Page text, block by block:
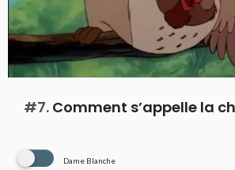
#7. Comment s’appelle la
Dame Blanche